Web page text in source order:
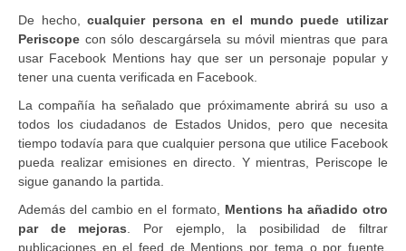
De hecho,cualquier persona en el mundo puede utilizar
Periscope con sólo descargársela su móvil mientras que para
usar Facebook Mentions hay que ser un personaje popular y
tener una cuenta verificada en Facebook.
La compañía ha señalado que próximamente abrirá su uso a
todos los ciudadanos de Estados Unidos, pero que necesita
tiempo todavía para que cualquier persona que utilice Facebook
pueda realizar emisiones en directo. Y mientras, Periscope le
sigue ganando la partida.
Además del cambio en el formato, Mentions ha añadido otro
par de mejoras . Por ejemplo, la posibilidad de filtrar
publicaciones en el feed de Mentions por tema o por fuente.